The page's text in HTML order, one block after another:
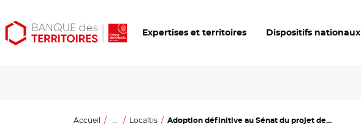
Aller
au
Aller
au
Ouvrir
les
Expertises et territoires Dispositifs nationaux
Accueil ... Localtis Adoption définitive au Sénat du projet de...